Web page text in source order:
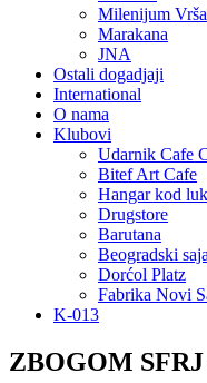
Milenijum
Marakana
JNA
Ostali dogadjaji
International
O nama
Klubovi
Udarnik Cafe
Bitef Art Cafe
Hangar kod
Drugstore
Barutana
Beogradski
Dorćol Platz
Fabrika Novi
K-013
ZBOGOM SFRJ